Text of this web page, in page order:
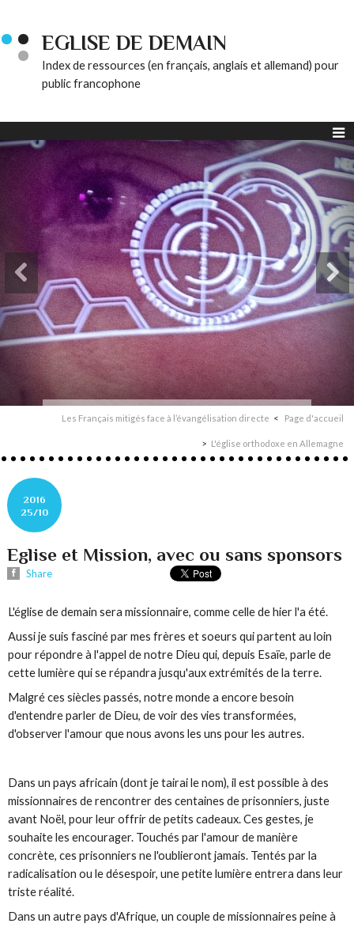
EGLISE DE DEMAIN
Index de ressources (en français, anglais et allemand) pour
public francophone
Les Français mitigés face à l’évangélisation directe Page d'accueil
L'église orthodoxe en Allemagne
2016
25/10
Eglise et Mission, avec ou sans sponsors
Share
L'église de demain sera missionnaire, comme celle de hier l'a été.
Aussi je suis fasciné par mes frères et soeurs qui partent au loin
pour répondre à l'appel de notre Dieu qui, depuis Esaïe, parle de
cette lumière qui se répandra jusqu'aux extrémités de la terre.
Malgré ces siècles passés, notre monde a encore besoin
d'entendre parler de Dieu, de voir des vies transformées,
d'observer l'amour que nous avons les uns pour les autres.
Dans un pays africain (dont je tairai le nom), il est possible à des
missionnaires de rencontrer des centaines de prisonniers, juste
avant Noël, pour leur offrir de petits cadeaux. Ces gestes, je
souhaite les encourager. Touchés par l'amour de manière
concrète, ces prisonniers ne l'oublieront jamais. Tentés par la
radicalisation ou le désespoir, une petite lumière entrera dans leur
triste réalité.
Dans un autre pays d'Afrique, un couple de missionnaires peine à